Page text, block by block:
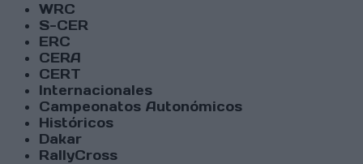
WRC
S-CER
ERC
CERA
CERT
Internacionales
Campeonatos Autonómicos
Históricos
Dakar
RallyCross